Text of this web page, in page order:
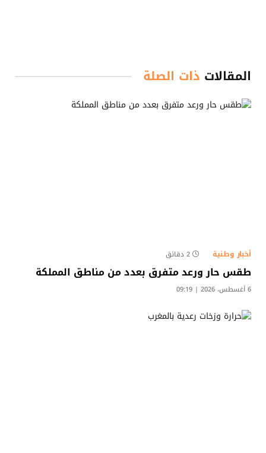
المقالات ذات الصلة
أخبار وطنية 2 دقائق
طقس حار ورعد متفرق بعدد من مناطق المملكة
6 أغسطس، 2026 | 09:19